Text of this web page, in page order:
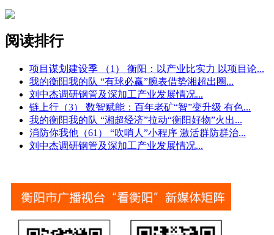
阅读排行
项目谋划建设季 （1） 衡阳：以产业比实力 以项目论...
我的衡阳我的队 “有球必赢”腕表借势湘超出圈...
刘中杰调研钢管及深加工产业发展情况...
链上行（3） 数智赋能：百年老矿“智”变升级 有色...
我的衡阳我的队 “湘超经济”拉动“衡阳好物”火出...
消防你我他（61） “吹哨人”小程序 激活群防群治...
刘中杰调研钢管及深加工产业发展情况...